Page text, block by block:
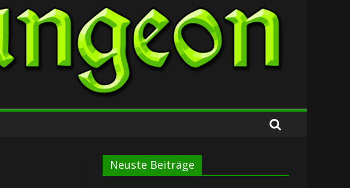
Neuste Beiträge